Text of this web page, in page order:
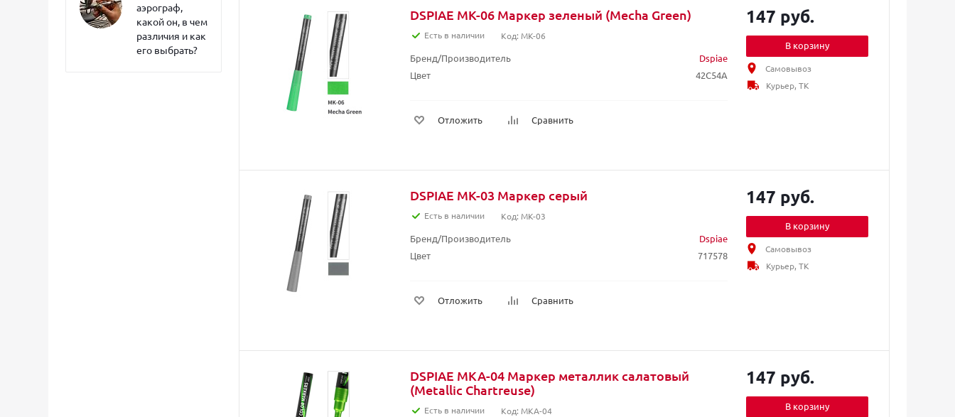
аэрограф,
какой он, в чем
различия и как
его выбрать?
DSPIAE MK-06 Маркер зеленый (Mecha Green)
Есть в наличии Код: MK-06
Бренд/Производитель
Dspiae
Цвет
42C54A
Отложить Сравнить
147 руб.
В корзину
Самовывоз
Курьер, ТК
DSPIAE MK-03 Маркер серый
Есть в наличии Код: MK-03
Бренд/Производитель
Dspiae
Цвет
717578
Отложить Сравнить
147 руб.
В корзину
Самовывоз
Курьер, ТК
DSPIAE MKA-04 Маркер металлик салатовый
(Metallic Chartreuse)
Есть в наличии Код: MKA-04
147 руб.
В корзину